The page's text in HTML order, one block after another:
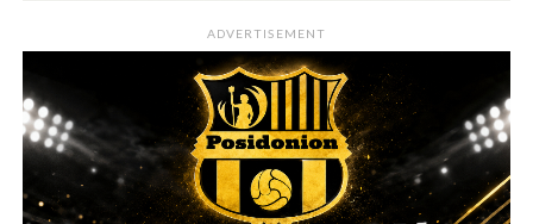
ADVERTISEMENT